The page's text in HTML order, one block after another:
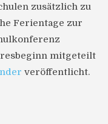
zusätzlich zu
Ferientage zur
mitgeteilt
veröffentlicht.